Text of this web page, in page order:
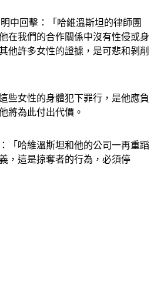
中回擊：「哈維溫斯坦的律師團
在我們的合作關係中沒有性侵或身
他許多女性的證據，是可悲和剝削
些女性的身體犯下罪行，是他應負
將為此付出代價。
「哈維溫斯坦和他的公司一再重蹈
，這是掠奪者的行為，必須停